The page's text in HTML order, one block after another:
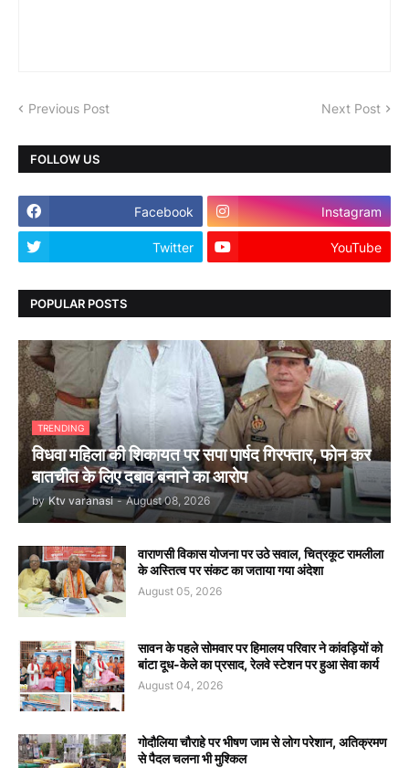
Previous Post Next Post
FOLLOW US
Facebook Instagram
Twitter YouTube
POPULAR POSTS
TRENDING
विधवा महिला की शिकायत पर सपा पार्षद गिरफ्तार, फोन कर
बातचीत के लिए दबाव बनाने का आरोप
by Ktv varanasi - August 08, 2026
वाराणसी विकास योजना पर उठे सवाल, चित्रकूट रामलीला
के अस्तित्व पर संकट का जताया गया अंदेशा
August 05, 2026
सावन के पहले सोमवार पर हिमालय परिवार ने कांवड़ियों को
बांटा दूध-केले का प्रसाद, रेलवे स्टेशन पर हुआ सेवा कार्य
August 04, 2026
गोदौलिया चौराहे पर भीषण जाम से लोग परेशान, अतिक्रमण
से पैदल चलना भी मुश्किल